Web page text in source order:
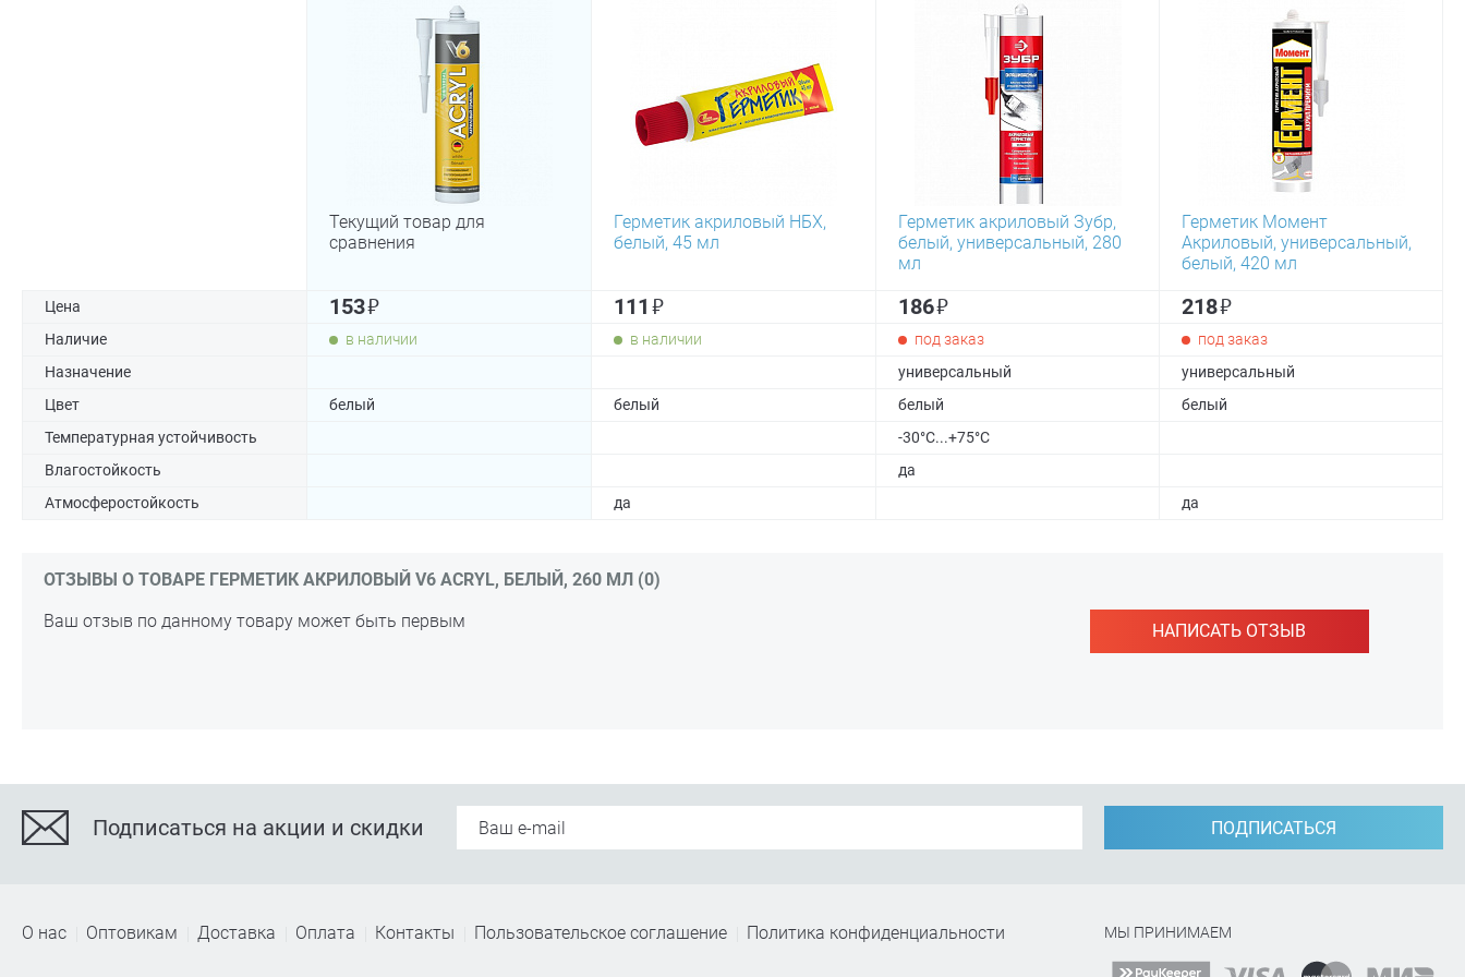
Текущий товар для
сравнения
Герметик акриловый НБХ,
белый, 45 мл
Герметик акриловый Зубр,
белый, универсальный, 280
мл
Герметик Момент
Акриловый, универсальный,
белый, 420 мл
Цена 153₽ 111 ₽ 186₽ 218₽
Наличие в наличии в наличии под заказ
под заказ
Назначение
универсальный
универсальный
Цвет
белый белый белый
белый
Температурная устойчивость
-30°С...+75°С
Влагостойкость
да
Атмосферостойкость
да да
ОТЗЫВЫ О ТОВАРЕ ГЕРМЕТИК АКРИЛОВЫЙ V6 ACRYL, БЕЛЫЙ, 260 МЛ (0)
НАПИСАТЬ ОТЗЫВ
Ваш отзыв по данному товару может быть первым
Подписаться на акции и скидки ПОДПИСАТЬСЯ
О нас Оптовикам Доставка Оплата Контакты Пользовательское соглашение Политика конфиденциальности МЫ ПРИНИМАЕМ